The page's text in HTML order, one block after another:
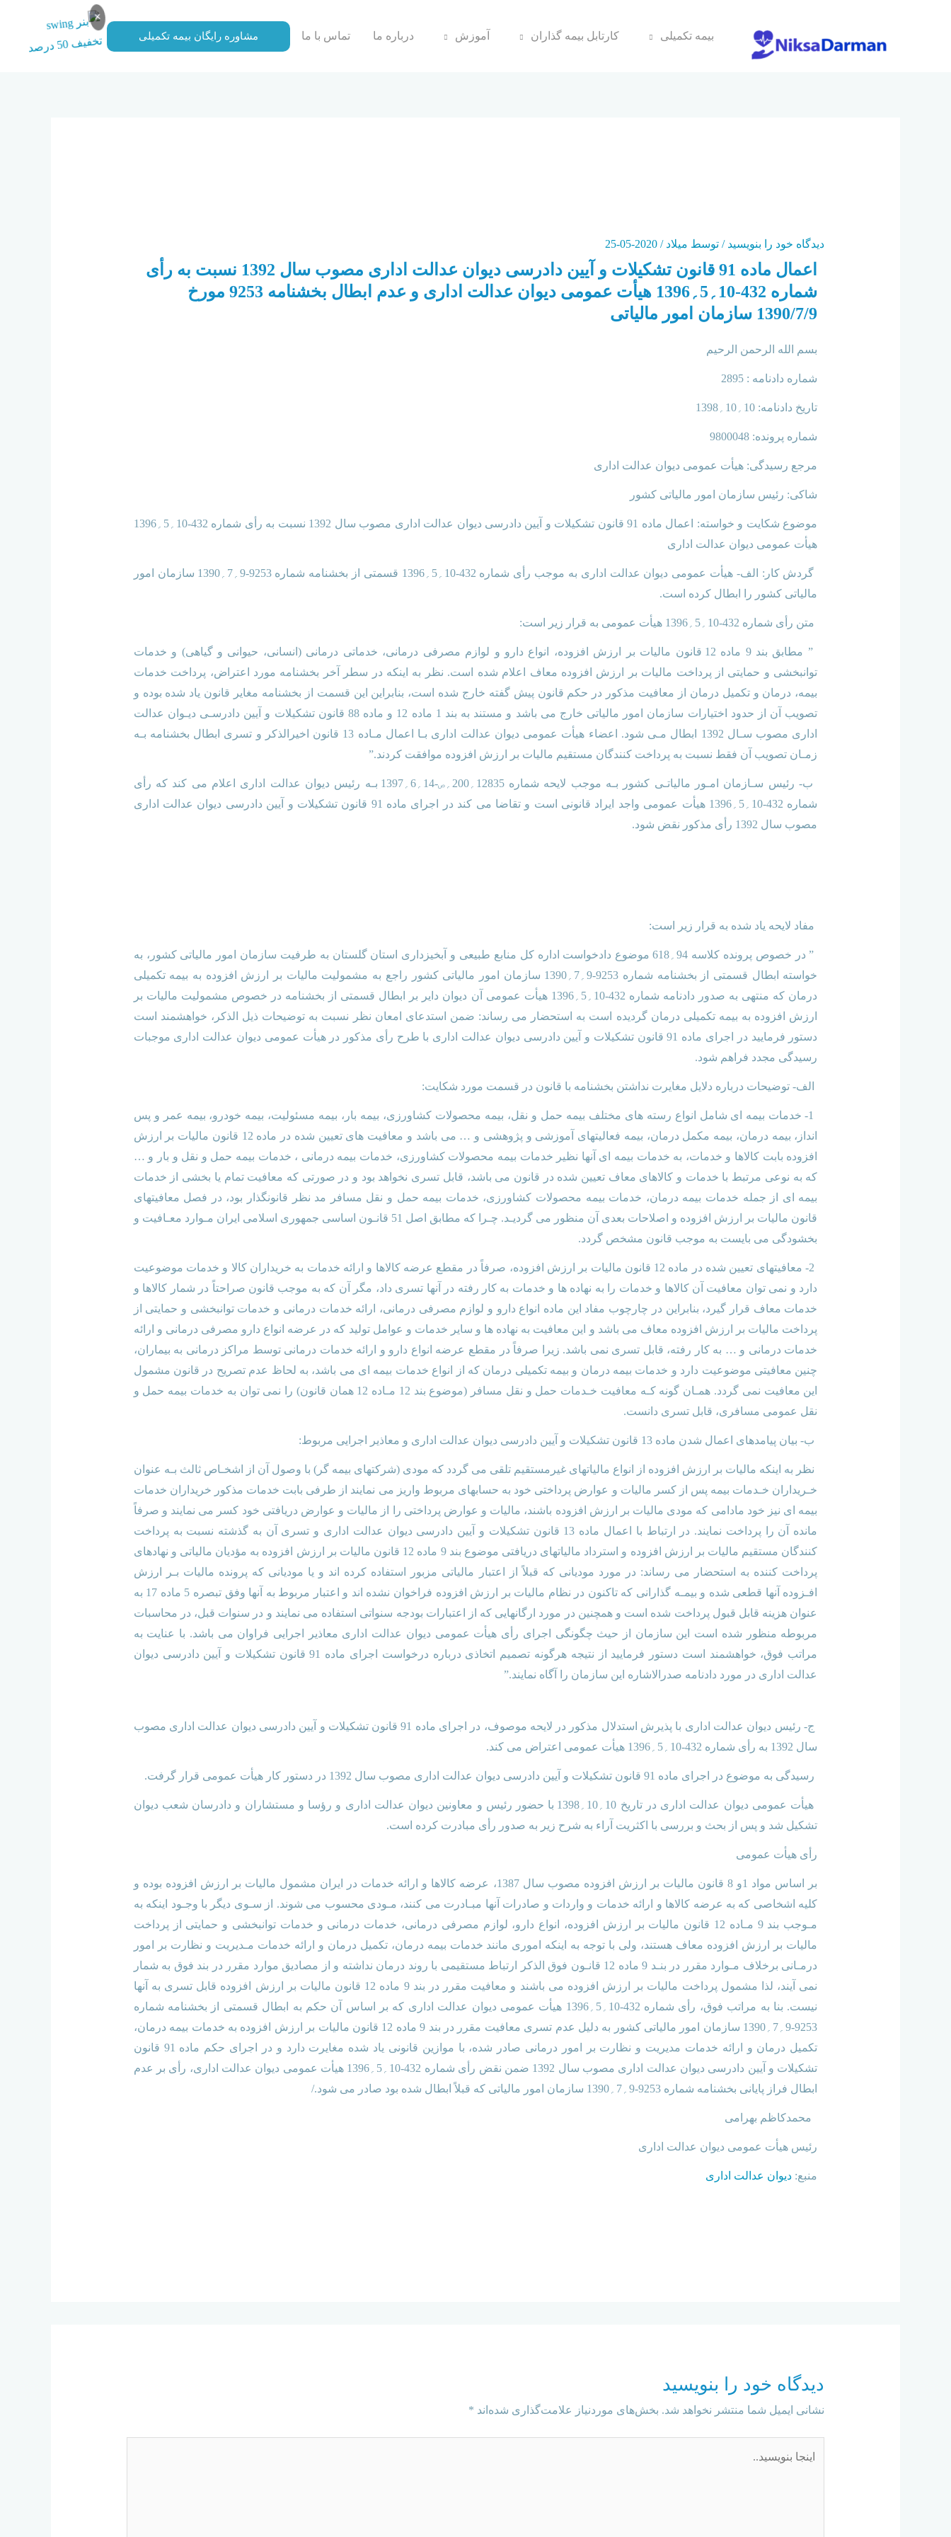
×
بیمه تکمیلی کارتابل بیمه گذاران آموزش درباره ما تماس با ما مشاوره رایگان بیمه تکمیلی
دیدگاه‌ خود را بنویسید / توسط میلاد/
2020-05-25
اعمال ماده 91 قانون تشکیلات و آیین دادرسی دیوان عدالت اداری مصوب سال 1392 نسبت به رأی
شماره 432-10؍5؍1396 هیأت عمومی دیوان عدالت اداری و عدم ابطال بخشنامه 9253 مورخ
1390/7/9 سازمان امور مالیاتی
بسم الله الرحمن الرحیم
شماره دادنامه : 2895
تاریخ دادنامه: 10؍10؍1398
شماره پرونده: 9800048
مرجع رسیدگی: هیأت عمومی دیوان عدالت اداری
شاکی: رئیس سازمان امور مالیاتی کشور
موضوع شکایت و خواسته: اعمال ماده 91 قانون تشکیلات و آیین دادرسی دیوان عدالت اداری مصوب سال 1392 نسبت به رأی شماره 432-10؍5؍1396
هیأت عمومی دیوان عدالت اداری
گردش کار: الف- هیأت عمومی دیوان عدالت اداری به موجب رأی شماره 432-10؍5؍1396 قسمتی از بخشنامه شماره 9253-9؍7؍1390 سازمان امور
مالیاتی کشور را ابطال کرده است.
متن رأی شماره 432-10؍5؍1396 هیأت عمومی به قرار زیر است:
” مطابق بند 9 ماده 12 قانون مالیات بر ارزش افزوده، انواع دارو و لوازم مصرفی درمانی، خدماتی درمانی (انسانی، حیوانی و گیاهی) و خدمات
توانبخشی و حمایتی از پرداخت مالیات بر ارزش افزوده معاف اعلام شده است. نظر به اینکه در سطر آخر بخشنامه مورد اعتراض، پرداخت خدمات
بیمه، درمان و تکمیل درمان از معافیت مذکور در حکم قانون پیش گفته خارج شده است، بنابراین این قسمت از بخشنامه مغایر قانون یاد شده بوده و
تصویب آن از حدود اختیارات سازمان امور مالیاتی خارج می باشد و مستند به بند 1 ماده 12 و ماده 88 قانون تشکیلات و آیین دادرسـی دیـوان عدالت
اداری مصوب سـال 1392 ابطال مـی شود. اعضاء هیأت عمومی دیوان عدالت اداری بـا اعمال مـاده 13 قانون اخیرالذکر و تسری ابطال بخشنامه بـه
زمـان تصویب آن فقط نسبت به پرداخت کنندگان مستقیم مالیات بر ارزش افزوده موافقت کردند.”
ب- رئیس سـازمان امـور مالیاتـی کشور بـه موجب لایحه شماره 12835؍200؍ص-14؍6؍1397 بـه رئیس دیوان عدالت اداری اعلام می کند که رأی
شماره 432-10؍5؍1396 هیأت عمومی واجد ایراد قانونی است و تقاضا می کند در اجرای ماده 91 قانون تشکیلات و آیین دادرسی دیوان عدالت اداری
مصوب سال 1392 رأی مذکور نقض شود.
مفاد لایحه یاد شده به قرار زیر است:
” در خصوص پرونده کلاسه 94؍618 موضوع دادخواست اداره کل منابع طبیعی و آبخیزداری استان گلستان به طرفیت سازمان امور مالیاتی کشور، به
خواسته ابطال قسمتی از بخشنامه شماره 9253-9؍7؍1390 سازمان امور مالیاتی کشور راجع به مشمولیت مالیات بر ارزش افزوده به بیمه تکمیلی
درمان که منتهی به صدور دادنامه شماره 432-10؍5؍1396 هیأت عمومی آن دیوان دایر بر ابطال قسمتی از بخشنامه در خصوص مشمولیت مالیات بر
ارزش افزوده به بیمه تکمیلی درمان گردیده است به استحضار می رساند: ضمن استدعای امعان نظر نسبت به توضیحات ذیل الذکر، خواهشمند است
دستور فرمایید در اجرای ماده 91 قانون تشکیلات و آیین دادرسی دیوان عدالت اداری با طرح رأی مذکور در هیأت عمومی دیوان عدالت اداری موجبات
رسیدگی مجدد فراهم شود.
الف- توضیحات درباره دلایل مغایرت نداشتن بخشنامه با قانون در قسمت مورد شکایت:
1- خدمات بیمه ای شامل انواع رسته های مختلف بیمه حمل و نقل، بیمه محصولات کشاورزی، بیمه بار، بیمه مسئولیت، بیمه خودرو، بیمه عمر و پس
انداز، بیمه درمان، بیمه مکمل درمان، بیمه فعالیتهای آموزشی و پژوهشی و … می باشد و معافیت های تعیین شده در ماده 12 قانون مالیات بر ارزش
افزوده بابت کالاها و خدمات، به خدمات بیمه ای آنها نظیر خدمات بیمه محصولات کشاورزی، خدمات بیمه درمانی ، خدمات بیمه حمل و نقل و بار و …
که به نوعی مرتبط با خدمات و کالاهای معاف تعیین شده در قانون می باشد، قابل تسری نخواهد بود و در صورتی که معافیت تمام یا بخشی از خدمات
بیمه ای از جمله خدمات بیمه درمان، خدمات بیمه محصولات کشاورزی، خدمات بیمه حمل و نقل مسافر مد نظر قانونگذار بود، در فصل معافیتهای
قانون مالیات بر ارزش افزوده و اصلاحات بعدی آن منظور می گردیـد. چـرا که مطابق اصل 51 قانـون اساسی جمهوری اسلامی ایران مـوارد معـافیت و
بخشودگی می بایست به موجب قانون مشخص گردد.
2- معافیتهای تعیین شده در ماده 12 قانون مالیات بر ارزش افزوده، صرفاً در مقطع عرضه کالاها و ارائه خدمات به خریداران کالا و خدمات موضوعیت
دارد و نمی توان معافیت آن کالاها و خدمات را به نهاده ها و خدمات به کار رفته در آنها تسری داد، مگر آن که به موجب قانون صراحتاً در شمار کالاها و
خدمات معاف قرار گیرد، بنابراین در چارچوب مفاد این ماده انواع دارو و لوازم مصرفی درمانی، ارائه خدمات درمانی و خدمات توانبخشی و حمایتی از
پرداخت مالیات بر ارزش افزوده معاف می باشد و این معافیت به نهاده ها و سایر خدمات و عوامل تولید که در عرضه انواع دارو مصرفی درمانی و ارائه
خدمات درمانی و … به کار رفته، قابل تسری نمی باشد. زیرا صرفاً در مقطع عرضه انواع دارو و ارائه خدمات درمانی توسط مراکز درمانی به بیماران،
چنین معافیتی موضوعیت دارد و خدمات بیمه درمان و بیمه تکمیلی درمان که از انواع خدمات بیمه ای می باشد، به لحاظ عدم تصریح در قانون مشمول
این معافیت نمی گردد. همـان گونه کـه معافیت خـدمات حمل و نقل مسافر (موضوع بند 12 مـاده 12 همان قانون) را نمی توان به خدمات بیمه حمل و
نقل عمومی مسافری، قابل تسری دانست.
ب- بیان پیامدهای اعمال شدن ماده 13 قانون تشکیلات و آیین دادرسی دیوان عدالت اداری و معاذیر اجرایی مربوط:
نظر به اینکه مالیات بر ارزش افزوده از انواع مالیاتهای غیرمستقیم تلقی می گردد که مودی (شرکتهای بیمه گر) با وصول آن از اشخـاص ثالث بـه عنوان
خـریداران خـدمات بیمه پس از کسر مالیات و عوارض پرداختی خود به حسابهای مربوط واریز می نمایند از طرفی بابت خدمات مذکور خریداران خدمات
بیمه ای نیز خود مادامی که مودی مالیات بر ارزش افزوده باشند، مالیات و عوارض پرداختی را از مالیات و عوارض دریافتی خود کسر می نمایند و صرفاً
مانده آن را پرداخت نمایند. در ارتباط با اعمال ماده 13 قانون تشکیلات و آیین دادرسی دیوان عدالت اداری و تسری آن به گذشته نسبت به پرداخت
کنندگان مستقیم مالیات بر ارزش افزوده و استرداد مالیاتهای دریافتی موضوع بند 9 ماده 12 قانون مالیات بر ارزش افزوده به مؤدیان مالیاتی و نهادهای
پرداخت کننده به استحضار می رساند: در مورد مودیانی که قبلاً از اعتبار مالیاتی مزبور استفاده کرده اند و یا مودیانی که پرونده مالیات بـر ارزش
افـزوده آنها قطعی شده و بیمـه گذارانی که تاکنون در نظام مالیات بر ارزش افزوده فراخوان نشده اند و اعتبار مربوط به آنها وفق تبصره 5 ماده 17 به
عنوان هزینه قابل قبول پرداخت شده است و همچنین در مورد ارگانهایی که از اعتبارات بودجه سنواتی استفاده می نمایند و در سنوات قبل، در محاسبات
مربوطه منظور شده است این سازمان از حیث چگونگی اجرای رأی هیأت عمومی دیوان عدالت اداری معاذیر اجرایی فراوان می باشد. با عنایت به
مراتب فوق، خواهشمند است دستور فرمایید از نتیجه هرگونه تصمیم اتخاذی درباره درخواست اجرای ماده 91 قانون تشکیلات و آیین دادرسی دیوان
عدالت اداری در مورد دادنامه صدرالاشاره این سازمان را آگاه نمایند.”
ج- رئیس دیوان عدالت اداری با پذیرش استدلال مذکور در لایحه موصوف، در اجرای ماده 91 قانون تشکیلات و آیین دادرسی دیوان عدالت اداری مصوب
سال 1392 به رأی شماره 432-10؍5؍1396 هیأت عمومی اعتراض می کند.
رسیدگی به موضوع در اجرای ماده 91 قانون تشکیلات و آیین دادرسی دیوان عدالت اداری مصوب سال 1392 در دستور کار هیأت عمومی قرار گرفت.
هیأت عمومی دیوان عدالت اداری در تاریخ 10؍10؍1398 با حضور رئیس و معاونین دیوان عدالت اداری و رؤسا و مستشاران و دادرسان شعب دیوان
تشکیل شد و پس از بحث و بررسی با اکثریت آراء به شرح زیر به صدور رأی مبادرت کرده است.
رأی هیأت عمومی
بر اساس مواد 1و 8 قانون مالیات بر ارزش افزوده مصوب سال 1387، عرضه کالاها و ارائه خدمات در ایران مشمول مالیات بر ارزش افزوده بوده و
کلیه اشخاصی که به عرضه کالاها و ارائه خدمات و واردات و صادرات آنها مبـادرت می کنند، مـودی محسوب می شوند. از سـوی دیگر با وجـود اینکه به
مـوجب بند 9 مـاده 12 قانون مالیات بر ارزش افزوده، انواع دارو، لوازم مصرفی درمانی، خدمات درمانی و خدمات توانبخشی و حمایتی از پرداخت
مالیات بر ارزش افزوده معاف هستند، ولی با توجه به اینکه اموری مانند خدمات بیمه درمان، تکمیل درمان و ارائه خدمات مـدیریت و نظارت بر امور
درمـانی برخلاف مـوارد مقرر در بنـد 9 ماده 12 قانـون فوق الذکر ارتباط مستقیمی با روند درمان نداشته و از مصادیق موارد مقرر در بند فوق به شمار
نمی آیند، لذا مشمول پرداخت مالیات بر ارزش افزوده می باشند و معافیت مقرر در بند 9 ماده 12 قانون مالیات بر ارزش افزوده قابل تسری به آنها
نیست. بنا به مراتب فوق، رأی شماره 432-10؍5؍1396 هیأت عمومی دیوان عدالت اداری که بر اساس آن حکم به ابطال قسمتی از بخشنامه شماره
9253-9؍7؍1390 سازمان امور مالیاتی کشور به دلیل عدم تسری معافیت مقرر در بند 9 ماده 12 قانون مالیات بر ارزش افزوده به خدمات بیمه درمان،
تکمیل درمان و ارائه خدمات مدیریت و نظارت بر امور درمانی صادر شده، با موازین قانونی یاد شده مغایرت دارد و در اجرای حکم ماده 91 قانون
تشکیلات و آیین دادرسی دیوان عدالت اداری مصوب سال 1392 ضمن نقض رأی شماره 432-10؍5؍1396 هیأت عمومی دیوان عدالت اداری، رأی بر عدم
ابطال فراز پایانی بخشنامه شماره 9253-9؍7؍1390 سازمان امور مالیاتی که قبلاً ابطال شده بود صادر می شود./
محمدکاظم بهرامی
رئیس هیأت عمومی دیوان عدالت اداری
منبع: دیوان عدالت اداری
دیدگاه‌ خود را بنویسید
نشانی ایمیل شما منتشر نخواهد شد. بخش‌های موردنیاز علامت‌گذاری شده‌اند *